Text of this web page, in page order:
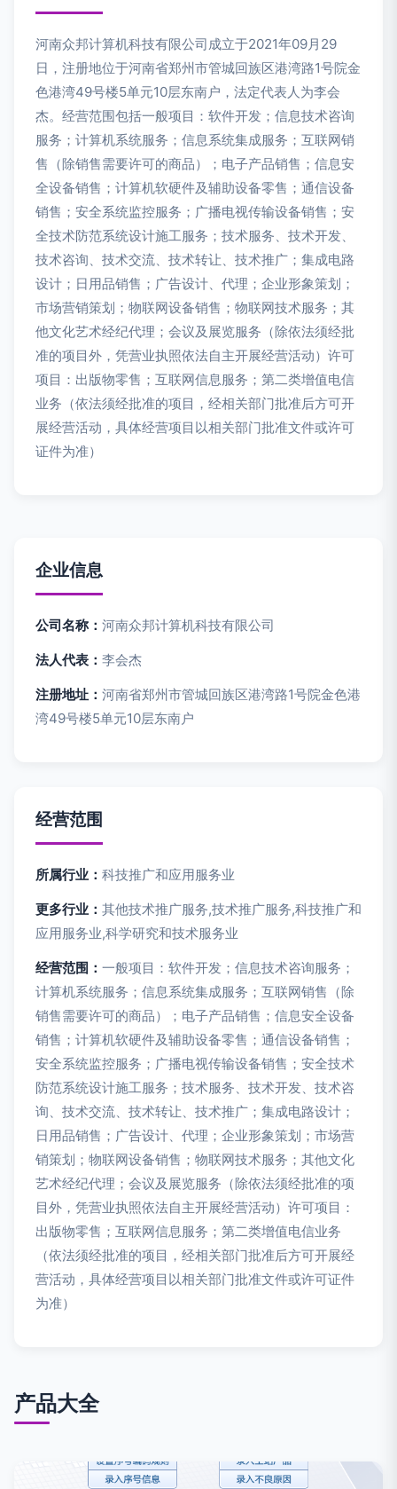
河南众邦计算机科技有限公司成立于2021年09月29
日，注册地位于河南省郑州市管城回族区港湾路1号院金
色港湾49号楼5单元10层东南户，法定代表人为李会
杰。经营范围包括一般项目：软件开发；信息技术咨询
服务；计算机系统服务；信息系统集成服务；互联网销
售（除销售需要许可的商品）；电子产品销售；信息安
全设备销售；计算机软硬件及辅助设备零售；通信设备
销售；安全系统监控服务；广播电视传输设备销售；安
全技术防范系统设计施工服务；技术服务、技术开发、
技术咨询、技术交流、技术转让、技术推广；集成电路
设计；日用品销售；广告设计、代理；企业形象策划；
市场营销策划；物联网设备销售；物联网技术服务；其
他文化艺术经纪代理；会议及展览服务（除依法须经批
准的项目外，凭营业执照依法自主开展经营活动）许可
项目：出版物零售；互联网信息服务；第二类增值电信
业务（依法须经批准的项目，经相关部门批准后方可开
展经营活动，具体经营项目以相关部门批准文件或许可
证件为准）
企业信息
公司名称： 河南众邦计算机科技有限公司
法人代表： 李会杰
注册地址： 河南省郑州市管城回族区港湾路1号院金色港
湾49号楼5单元10层东南户
经营范围
所属行业： 科技推广和应用服务业
更多行业： 其他技术推广服务,技术推广服务,科技推广和
应用服务业,科学研究和技术服务业
经营范围： 一般项目：软件开发；信息技术咨询服务；
计算机系统服务；信息系统集成服务；互联网销售（除
销售需要许可的商品）；电子产品销售；信息安全设备
销售；计算机软硬件及辅助设备零售；通信设备销售；
安全系统监控服务；广播电视传输设备销售；安全技术
防范系统设计施工服务；技术服务、技术开发、技术咨
询、技术交流、技术转让、技术推广；集成电路设计；
日用品销售；广告设计、代理；企业形象策划；市场营
销策划；物联网设备销售；物联网技术服务；其他文化
艺术经纪代理；会议及展览服务（除依法须经批准的项
目外，凭营业执照依法自主开展经营活动）许可项目：
出版物零售；互联网信息服务；第二类增值电信业务
（依法须经批准的项目，经相关部门批准后方可开展经
营活动，具体经营项目以相关部门批准文件或许可证件
为准）
产品大全